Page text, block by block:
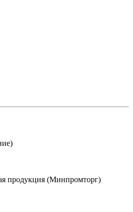
продукция (Минпромторг)